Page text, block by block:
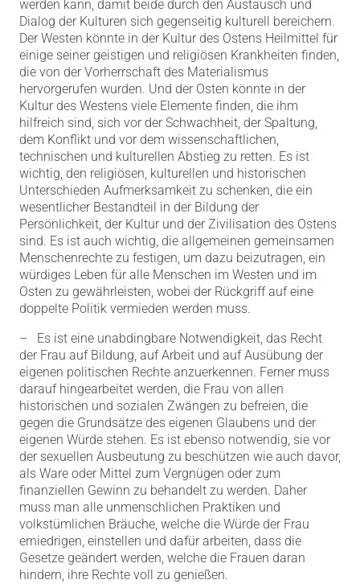
werden kann, damit beide durch den Austausch und
Dialog der Kulturen sich gegenseitig kulturell bereichern.
Der Westen könnte in der Kultur des Ostens Heilmittel für
einige seiner geistigen und religiösen Krankheiten finden,
die von der Vorherrschaft des Materialismus
hervorgerufen wurden. Und der Osten könnte in der
Kultur des Westens viele Elemente finden, die ihm
hilfreich sind, sich vor der Schwachheit, der Spaltung,
dem Konflikt und vor dem wissenschaftlichen,
technischen und kulturellen Abstieg zu retten. Es ist
wichtig, den religiösen, kulturellen und historischen
Unterschieden Aufmerksamkeit zu schenken, die ein
wesentlicher Bestandteil in der Bildung der
Persönlichkeit, der Kultur und der Zivilisation des Ostens
sind. Es ist auch wichtig, die allgemeinen gemeinsamen
Menschenrechte zu festigen, um dazu beizutragen, ein
würdiges Leben für alle Menschen im Westen und im
Osten zu gewährleisten, wobei der Rückgriff auf eine
doppelte Politik vermieden werden muss.
– Es ist eine unabdingbare Notwendigkeit, das Recht
der Frau auf Bildung, auf Arbeit und auf Ausübung der
eigenen politischen Rechte anzuerkennen. Ferner muss
darauf hingearbeitet werden, die Frau von allen
historischen und sozialen Zwängen zu befreien, die
gegen die Grundsätze des eigenen Glaubens und der
eigenen Würde stehen. Es ist ebenso notwendig, sie vor
der sexuellen Ausbeutung zu beschützen wie auch davor,
als Ware oder Mittel zum Vergnügen oder zum
finanziellen Gewinn zu behandelt zu werden. Daher
muss man alle unmenschlichen Praktiken und
volkstümlichen Bräuche, welche die Würde der Frau
erniedrigen, einstellen und dafür arbeiten, dass die
Gesetze geändert werden, welche die Frauen daran
hindern, ihre Rechte voll zu genießen.